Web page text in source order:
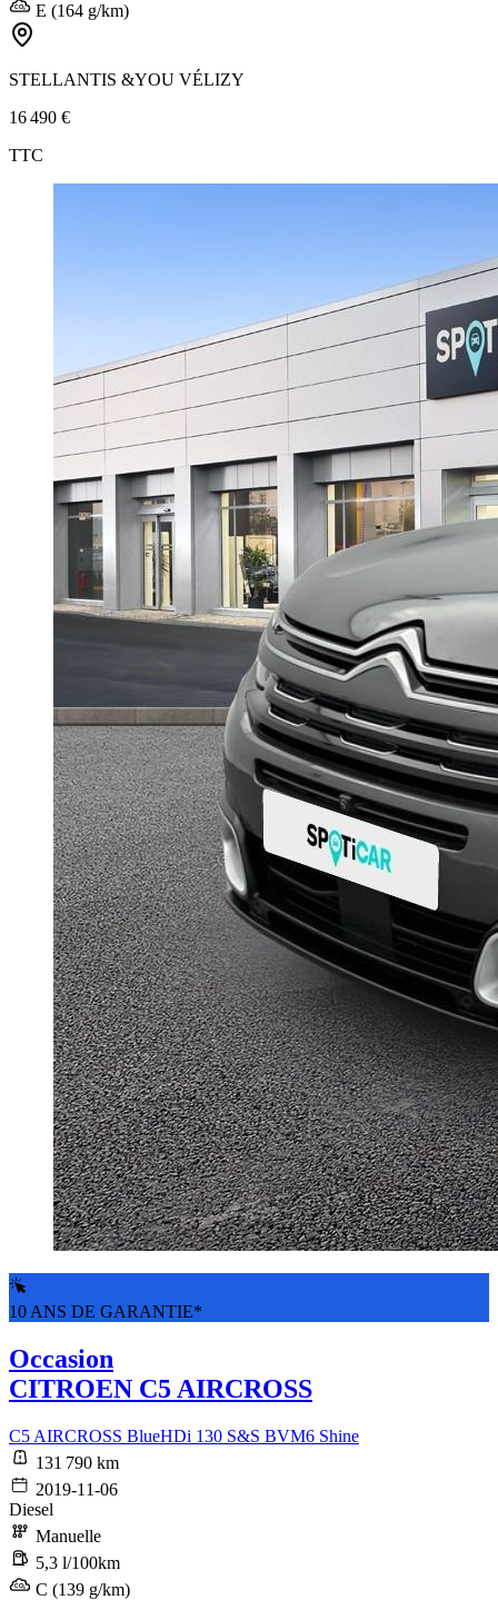
E (164 g/km)
STELLANTIS &YOU VÉLIZY
16 490 €
TTC
10 ANS DE GARANTIE*
Occasion
CITROEN C5 AIRCROSS
C5 AIRCROSS BlueHDi 130 S&S BVM6 Shine
131 790 km
2019-11-06
Diesel
Manuelle
5,3 l/100km
C (139 g/km)